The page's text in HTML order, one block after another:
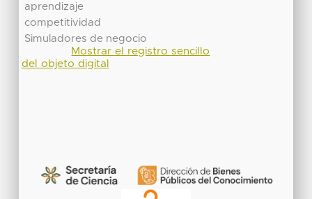
aprendizaje
competitividad
Simuladores de negocio
Mostrar el registro sencillo
del objeto digital